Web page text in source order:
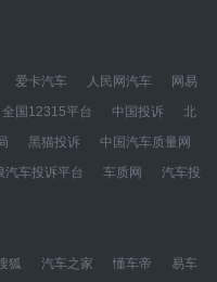
爱卡汽车 人民网汽车
网易
全国12315平台 中国投诉
北
黑猫投诉
中国汽车质量网
汽车投诉平台 车质网
汽车投
狐 汽车之家 懂车帝
易车